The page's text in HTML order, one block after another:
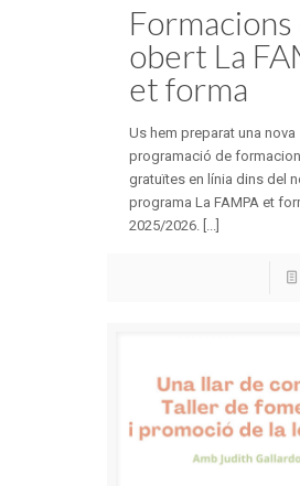
Formacions
obert La
et forma
Us hem preparat una nova
programació de
gratuïtes en línia dins del
programa La FAMPA et
2025/2026. [...]